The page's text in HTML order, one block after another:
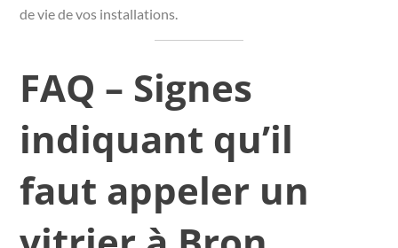
de vie de vos installations.
FAQ – Signes
indiquant qu’il
faut appeler un